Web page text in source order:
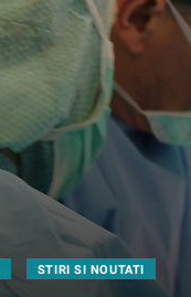
STIRI SI NOUTATI